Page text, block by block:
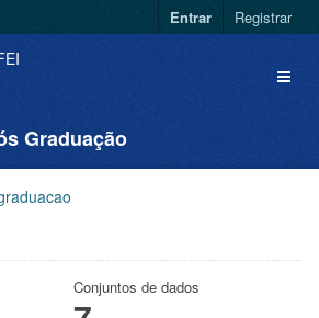
Entrar Registrar
Graduação
Conjuntos de dados